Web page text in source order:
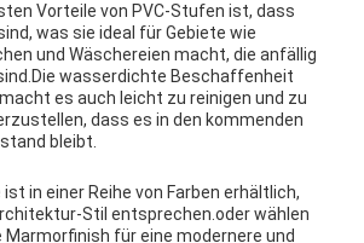
Vorteile von PVC-Stufen ist, dass
was sie ideal für Gebiete wie
und Wäschereien macht, die anfällig
wasserdichte Beschaffenheit
es auch leicht zu reinigen und zu
dass es in den kommenden
bleibt.
ist in einer Reihe von Farben erhältlich,
Stil entsprechen.oder wählen
Marmorfinish für eine modernere und